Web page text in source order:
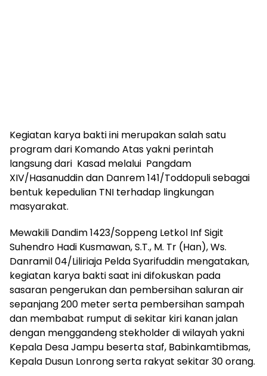
Kegiatan karya bakti ini merupakan salah satu
program dari Komando Atas yakni perintah
langsung dari Kasad melalui Pangdam
XIV/Hasanuddin dan Danrem 141/Toddopuli sebagai
bentuk kepedulian TNI terhadap lingkungan
masyarakat.
Mewakili Dandim 1423/Soppeng Letkol Inf Sigit
Suhendro Hadi Kusmawan, S.T., M. Tr (Han), Ws.
Danramil 04/Liliriaja Pelda Syarifuddin mengatakan,
kegiatan karya bakti saat ini difokuskan pada
sasaran pengerukan dan pembersihan saluran air
sepanjang 200 meter serta pembersihan sampah
dan membabat rumput di sekitar kiri kanan jalan
dengan menggandeng stekholder di wilayah yakni
Kepala Desa Jampu beserta staf, Babinkamtibmas,
Kepala Dusun Lonrong serta rakyat sekitar 30 orang.